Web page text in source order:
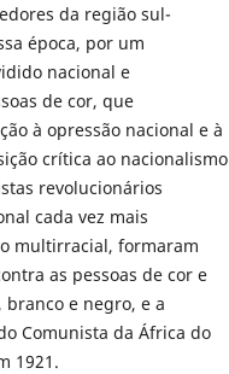
da região sul-
época, por um
nacional e
de cor, que
à opressão nacional e à
crítica ao nacionalismo
revolucionários
cada vez mais
multirracial, formaram
as pessoas de cor e
e negro, e a
Comunista da África do
1921.